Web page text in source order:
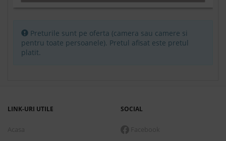
Preturile sunt pe oferta (camera sau camere si
pentru toate persoanele). Pretul afisat este pretul
platit.
LINK-URI UTILE SOCIAL